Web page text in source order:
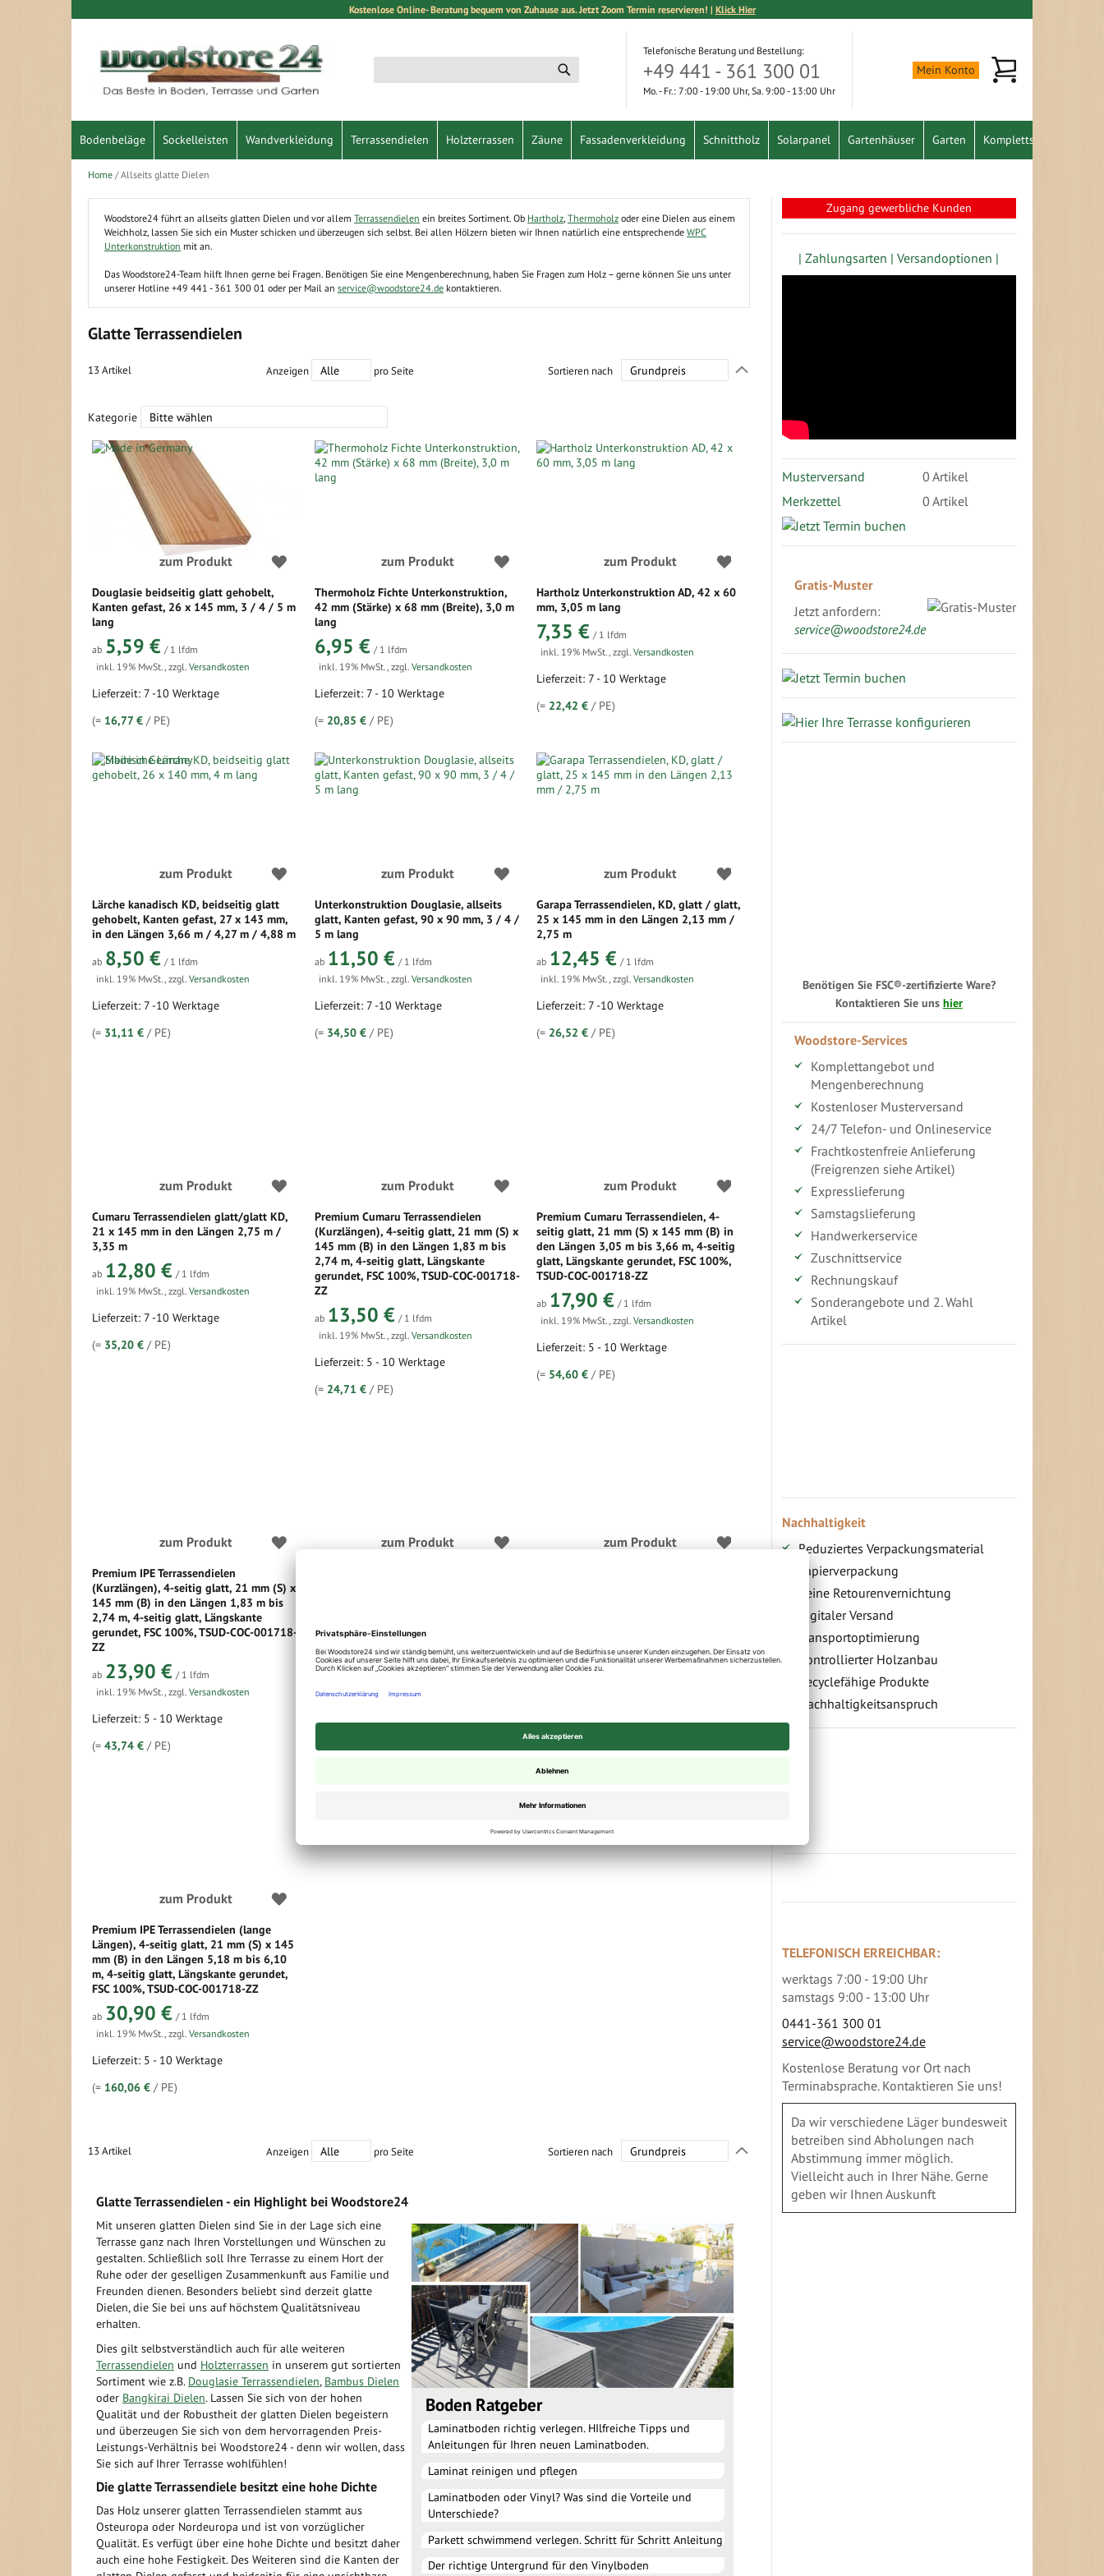
Kostenlose Online- Beratung bequem von Zuhause aus. Jetzt Zoom Termin reservieren! | Klick Hier
Inhalt
Suche
Telefonische Beratung und Bestellung:
+49 441 - 361 300 01
Mo. - Fr.: 7:00 - 19:00 Uhr, Sa. 9:00 - 13:00 Uhr
Mein Konto Mein Warenkorb
Bodenbeläge Sockelleisten Wandverkleidung Terrassendielen Holzterrassen Zäune Fassadenverkleidung Schnittholz Solarpanel Gartenhäuser Garten Komplettset
Home Allseits glatte Dielen
Woodstore24 führt an allseits glatten Dielen und vor allem Terrassendielen ein breites Sortiment. Ob Hartholz, Thermoholz oder eine Dielen aus einem
Weichholz, lassen Sie sich ein Muster schicken und überzeugen sich selbst. Bei allen Hölzern bieten wir Ihnen natürlich eine entsprechende WPC
Unterkonstruktion mit an.
Das Woodstore24-Team hilft Ihnen gerne bei Fragen. Benötigen Sie eine Mengenberechnung, haben Sie Fragen zum Holz – gerne können Sie uns unter
unserer Hotline +49 441 - 361 300 01 oder per Mail an service@woodstore24.de kontaktieren.
Glatte Terrassendielen
13 Artikel Anzeigen pro Seite Sortieren nach
Kategorie
zum Produkt
Douglasie beidseitig glatt gehobelt,
Kanten gefast, 26 x 145 mm, 3 / 4 / 5 m
lang
ab 5,59 € / 1 lfdm
inkl. 19% MwSt., zzgl. Versandkosten
Lieferzeit: 7 -10 Werktage
(= 16,77 € / PE)
zum Produkt
Thermoholz Fichte Unterkonstruktion,
42 mm (Stärke) x 68 mm (Breite), 3,0 m
lang
6,95 € / 1 lfdm
inkl. 19% MwSt., zzgl. Versandkosten
Lieferzeit: 7 - 10 Werktage
(= 20,85 €/ PE)
zum Produkt
Hartholz Unterkonstruktion AD, 42 x 60
mm, 3,05 m lang
7,35 € / 1 lfdm
inkl. 19% MwSt.,zzgl.Versandkosten
Lieferzeit: 7 - 10 Werktage
(= 22,42 € / PE)
zum Produkt
Lärche kanadisch KD, beidseitig glatt
gehobelt, Kanten gefast, 27 x 143 mm,
in den Längen 3,66 m / 4,27 m / 4,88 m
ab 8,50 € / 1 lfdm
inkl. 19% MwSt., zzgl. Versandkosten
Lieferzeit: 7 -10 Werktage
(= 31,11 € / PE)
zum Produkt
Unterkonstruktion Douglasie, allseits
glatt, Kanten gefast, 90 x 90 mm, 3 / 4 /
5 m lang
ab 11,50 € / 1 lfdm
inkl. 19% MwSt., zzgl. Versandkosten
Lieferzeit: 7 -10 Werktage
(= 34,50 €/ PE)
zum Produkt
Garapa Terrassendielen, KD, glatt / glatt,
25 x 145 mm in den Längen 2,13 mm /
2,75 m
ab 12,45 € / 1 lfdm
inkl. 19% MwSt.,zzgl.Versandkosten
Lieferzeit: 7 -10 Werktage
(= 26,52 € / PE)
zum Produkt
Cumaru Terrassendielen glatt/glatt KD,
21 x 145 mm in den Längen 2,75 m /
3,35 m
ab 12,80 € / 1 lfdm
inkl. 19% MwSt., zzgl. Versandkosten
Lieferzeit: 7 -10 Werktage
(= 35,20 € / PE)
zum Produkt
Premium Cumaru Terrassendielen
(Kurzlängen), 4-seitig glatt, 21 mm (S) x
145 mm (B) in den Längen 1,83 m bis
2,74 m, 4-seitig glatt, Längskante
gerundet, FSC 100%, TSUD-COC-001718-
ZZ
ab 13,50 € / 1 lfdm
inkl. 19% MwSt., zzgl. Versandkosten
Lieferzeit: 5 - 10 Werktage
(= 24,71 €/ PE)
zum Produkt
Premium Cumaru Terrassendielen, 4-
seitig glatt, 21 mm (S) x 145 mm (B) in
den Längen 3,05 m bis 3,66 m, 4-seitig
glatt, Längskante gerundet, FSC 100%,
TSUD-COC-001718-ZZ
ab 17,90 € / 1 lfdm
inkl. 19% MwSt.,zzgl.Versandkosten
Lieferzeit: 5 - 10 Werktage
(= 54,60 € / PE)
zum Produkt
Premium IPE Terrassendielen
(Kurzlängen), 4-seitig glatt, 21 mm (S) x
145 mm (B) in den Längen 1,83 m bis
2,74 m, 4-seitig glatt, Längskante
gerundet, FSC 100%, TSUD-COC-001718-
ZZ
ab 23,90 € / 1 lfdm
inkl. 19% MwSt., zzgl. Versandkosten
Lieferzeit: 5 - 10 Werktage
(= 43,74 € / PE)
zum Produkt
inkl. 19% MwSt.,zzgl.Versandkosten
Lieferzeit: 7 -10 Werktage
zum Produkt
ab 28,90 € / 1 lfdm
(=
88,15 €
zum Produkt
Premium IPE Terrassendielen (lange
Längen), 4-seitig glatt, 21 mm (S) x 145
mm (B) in den Längen 5,18 m bis 6,10
m, 4-seitig glatt, Längskante gerundet,
FSC 100%, TSUD-COC-001718-ZZ
ab 30,90 € / 1 lfdm
inkl. 19% MwSt., zzgl. Versandkosten
Lieferzeit: 5 - 10 Werktage
(= 160,06 € / PE)
13 Artikel Anzeigen pro Seite Sortieren nach
absteigender
Glatte Terrassendielen - ein Highlight bei Woodstore24
Boden Ratgeber
Laminatboden richtig verlegen. HIlfreiche Tipps und
Anleitungen für Ihren neuen Laminatboden.
Laminat reinigen und pflegen
Laminatboden oder Vinyl? Was sind die Vorteile und
Unterschiede?
Parkett schwimmend verlegen. Schritt für Schritt Anleitung
Der richtige Untergrund für den Vinylboden
Mit unseren glatten Dielen sind Sie in der Lage sich eine
Terrasse ganz nach Ihren Vorstellungen und Wünschen zu
gestalten. Schließlich soll Ihre Terrasse zu einem Hort der
Ruhe oder der geselligen Zusammenkunft aus Familie und
Freunden dienen. Besonders beliebt sind derzeit glatte
Dielen, die Sie bei uns auf höchstem Qualitätsniveau
erhalten.
Dies gilt selbstverständlich auch für alle weiteren
Terrassendielen und Holzterrassen in unserem gut sortierten
Sortiment wie z.B. Douglasie Terrassendielen, Bambus Dielen
oder Bangkirai Dielen. Lassen Sie sich von der hohen
Qualität und der Robustheit der glatten Dielen begeistern
und überzeugen Sie sich von dem hervorragenden Preis-
Leistungs-Verhältnis bei Woodstore24 - denn wir wollen, dass
Sie sich auf Ihrer Terrasse wohlfühlen!
Die glatte Terrassendiele besitzt eine hohe Dichte
Das Holz unserer glatten Terrassendielen stammt aus
Osteuropa oder Nordeuropa und ist von vorzüglicher
Qualität. Es verfügt über eine hohe Dichte und besitzt daher
auch eine hohe Festigkeit. Des Weiteren sind die Kanten der
Zugang gewerbliche Kunden
| Zahlungsarten | Versandoptionen |
Musterversand 0 Artikel
Merkzettel
0 Artikel
Gratis-Muster
Jetzt anfordern:
service@woodstore24.de
Benötigen Sie FSC®-zertifizierte Ware?
Kontaktieren Sie uns hier
Woodstore-Services
Komplettangebot und
Mengenberechnung
Kostenloser Musterversand
24/7 Telefon- und Onlineservice
Frachtkostenfreie Anlieferung
(Freigrenzen siehe Artikel)
Expresslieferung
Samstagslieferung
Handwerkerservice
Zuschnittservice
Rechnungskauf
Sonderangebote und 2. Wahl
Artikel
Nachhaltigkeit
Reduziertes Verpackungsmaterial
Papierverpackung
Keine Retourenvernichtung
Digitaler Versand
Transportoptimierung
Kontrollierter Holzanbau
Recyclefähige Produkte
Nachhaltigkeitsanspruch
TELEFONISCH ERREICHBAR:
werktags 7:00 - 19:00 Uhr
samstags 9:00 - 13:00 Uhr
0441-361 300 01
service@woodstore24.de
Kostenlose Beratung vor Ort nach
Terminabsprache. Kontaktieren Sie uns!
Da wir verschiedene Läger bundesweit
betreiben sind Abholungen nach
Abstimmung immer möglich.
Vielleicht auch in Ihrer Nähe. Gerne
geben wir Ihnen Auskunft